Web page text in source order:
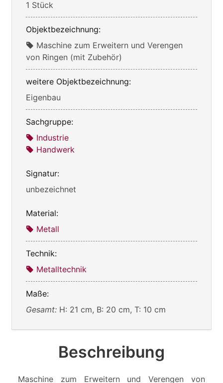
1 Stück
Objektbezeichnung:
Maschine zum Erweitern und Verengen
von Ringen (mit Zubehör)
weitere Objektbezeichnung:
Eigenbau
Sachgruppe:
Industrie
Handwerk
Signatur:
unbezeichnet
Material:
Metall
Technik:
Metalltechnik
Maße:
Gesamt: H: 21 cm, B: 20 cm, T: 10 cm
Beschreibung
Maschine zum Erweitern und Verengen von